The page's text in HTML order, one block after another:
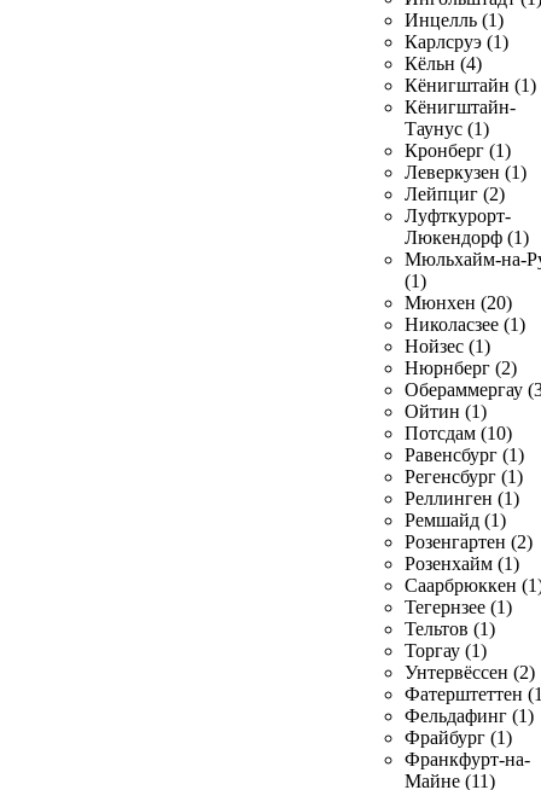
Инцелль (1)
Карлсруэ (1)
Кёльн (4)
Кёнигштайн (1)
Кёнигштайн-
Таунус (1)
Кронберг (1)
Леверкузен (1)
Лейпциг (2)
Луфткурорт-
Люкендорф (1)
Мюльхайм-на-
(1)
Мюнхен (20)
Николасзее (1)
Нойзес (1)
Нюрнберг (2)
Обераммергау
Ойтин (1)
Потсдам (10)
Равенсбург (1)
Регенсбург (1)
Реллинген (1)
Ремшайд (1)
Розенгартен (2)
Розенхайм (1)
Саарбрюккен
Тегернзее (1)
Тельтов (1)
Торгау (1)
Унтервёссен (2)
Фатерштеттен
Фельдафинг (1)
Фрайбург (1)
Франкфурт-на-
Майне (11)